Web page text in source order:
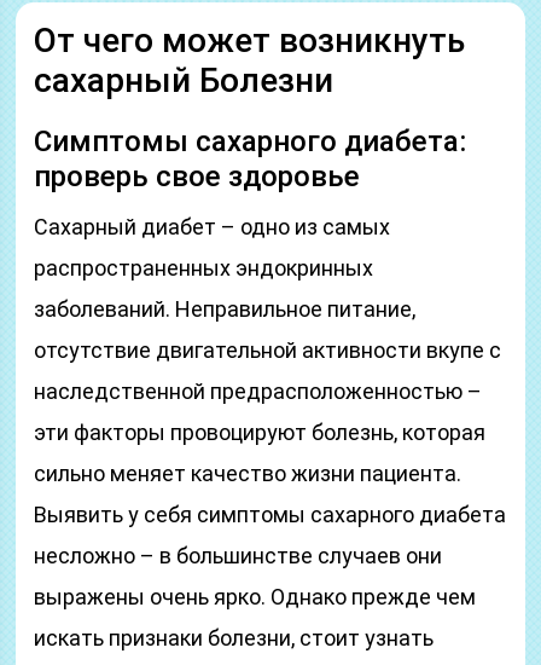
От чего может возникнуть
сахарный Болезни
Симптомы сахарного диабета:
проверь свое здоровье
Сахарный диабет – одно из самых
распространенных эндокринных
заболеваний. Неправильное питание,
отсутствие двигательной активности вкупе с
наследственной предрасположенностью –
эти факторы провоцируют болезнь, которая
сильно меняет качество жизни пациента.
Выявить у себя симптомы сахарного диабета
несложно – в большинстве случаев они
выражены очень ярко. Однако прежде чем
искать признаки болезни, стоит узнать